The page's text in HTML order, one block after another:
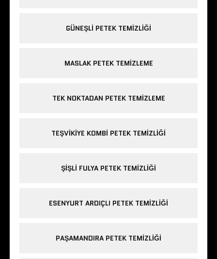
GÜNEŞLI PETEK TEMIZLIĞI
MASLAK PETEK TEMIZLEME
TEK NOKTADAN PETEK TEMIZLEME
TEŞVIKIYE KOMBI PETEK TEMIZLIĞI
ŞIŞLI FULYA PETEK TEMIZLIĞI
ESENYURT ARDIÇLI PETEK TEMIZLIĞI
PAŞAMANDIRA PETEK TEMIZLIĞI